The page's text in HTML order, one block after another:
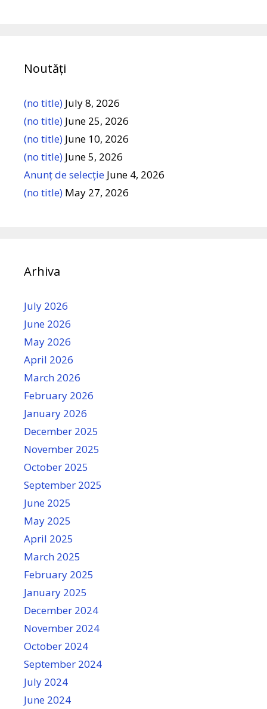
Noutăți
(no title) July 8, 2026
(no title) June 25, 2026
(no title) June 10, 2026
(no title) June 5, 2026
Anunț de selecție June 4, 2026
(no title) May 27, 2026
Arhiva
July 2026
June 2026
May 2026
April 2026
March 2026
February 2026
January 2026
December 2025
November 2025
October 2025
September 2025
June 2025
May 2025
April 2025
March 2025
February 2025
January 2025
December 2024
November 2024
October 2024
September 2024
July 2024
June 2024